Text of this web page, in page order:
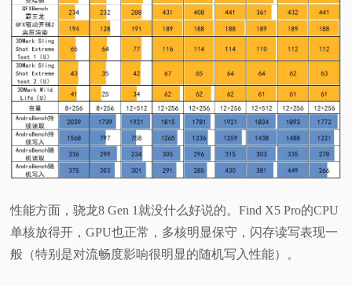
性能方面，骁龙8 Gen 1就没什么好说的。Find X5 Pro的CPU
单核放得开，GPU也正常，多核明显保守，闪存读写表现一
般（特别是对流畅度影响很明显的随机写入性能）。